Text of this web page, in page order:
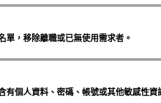
單，移除離職或已無使用需求者。
有個人資料、密碼、帳號或其他敏感性資